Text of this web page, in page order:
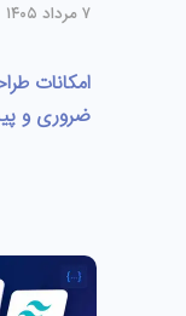
۷ مرداد ۱۴۰۵
امکانات
ضروری و